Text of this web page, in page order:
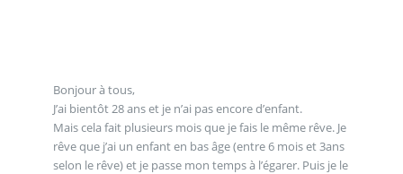
Bonjour à tous,
J’ai bientôt 28 ans et je n’ai pas encore d’enfant.
Mais cela fait plusieurs mois que je fais le même rêve. Je
rêve que j’ai un enfant en bas âge (entre 6 mois et 3ans
selon le rêve) et je passe mon temps à l’égarer. Puis je le